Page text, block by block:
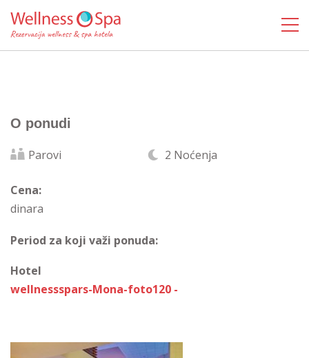
O ponudi
Parovi 2 Noćenja
Cena:
dinara
Period za koji važi ponuda:
Hotel
wellnessspars-Mona-foto120 -